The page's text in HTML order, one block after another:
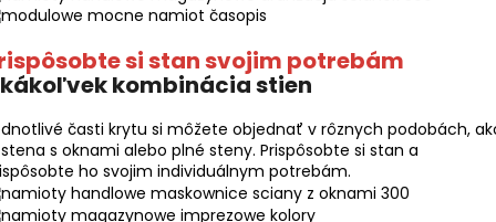
si stan svojim potrebám
kombinácia stien
časti krytu si môžete objednať v rôznych podobách,
s oknami alebo plné steny. Prispôsobte si stan a
ho svojim individuálnym potrebám.